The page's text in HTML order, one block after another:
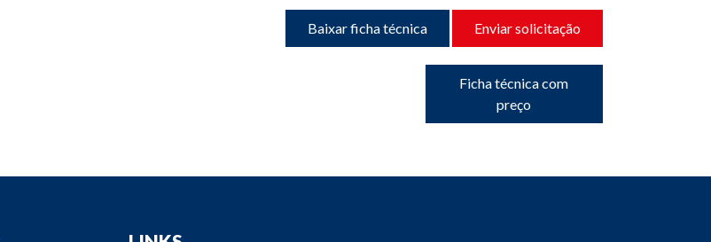
Baixar ficha técnica Enviar solicitação
Ficha técnica com
preço